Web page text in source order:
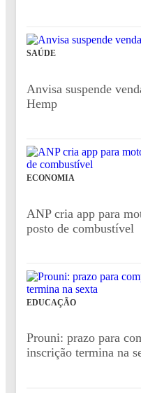
SAÚDE
Anvisa suspende
Hemp
ECONOMIA
ANP cria app para
posto de combustível
EDUCAÇÃO
Prouni: prazo para
inscrição termina na